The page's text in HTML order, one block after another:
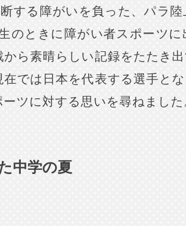
する障がいを負った、パラ
のときに障がい者スポーツ
ら素晴らしい記録をたたき
では日本を代表する選手と
ツに対する思いを尋ねました
中学の夏